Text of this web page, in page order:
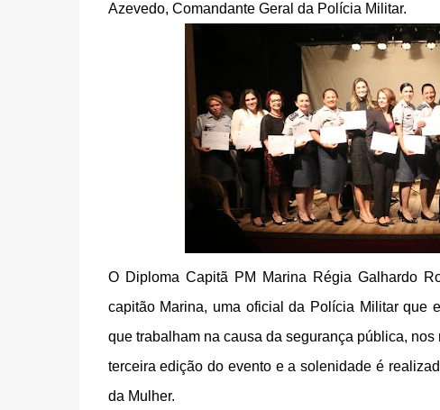
Azevedo, Comandante Geral da Polícia Militar.
O Diploma Capitã PM Marina Régia Galhardo
capitão Marina, uma oficial da Polícia Militar que
que trabalham na causa da segurança pública,
terceira edição do evento e a solenidade é
da Mulher.